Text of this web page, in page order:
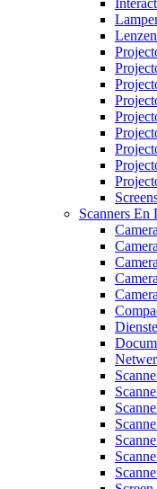
Lenzen
Scanners En